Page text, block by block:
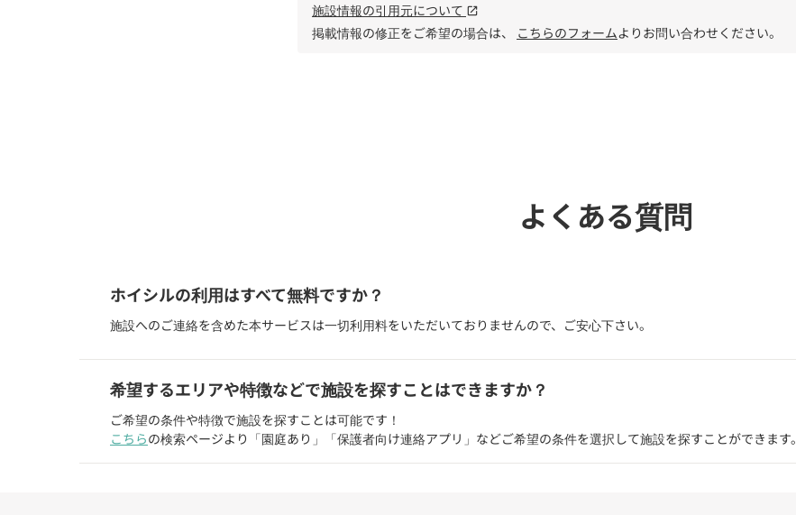
施設情報の引用元について open_in_new
掲載情報の修正をご希望の場合は、 こちらのフォームよりお問い合わせください。
よくある質問
ホイシルの利用はすべて無料ですか？
施設へのご連絡を含めた本サービスは一切利用料をいただいておりませんので、ご安心下さい。
希望するエリアや特徴などで施設を探すことはできますか？
ご希望の条件や特徴で施設を探すことは可能です！
こちらの検索ページより「園庭あり」「保護者向け連絡アプリ」などご希望の条件を選択して施設を探すことができます。